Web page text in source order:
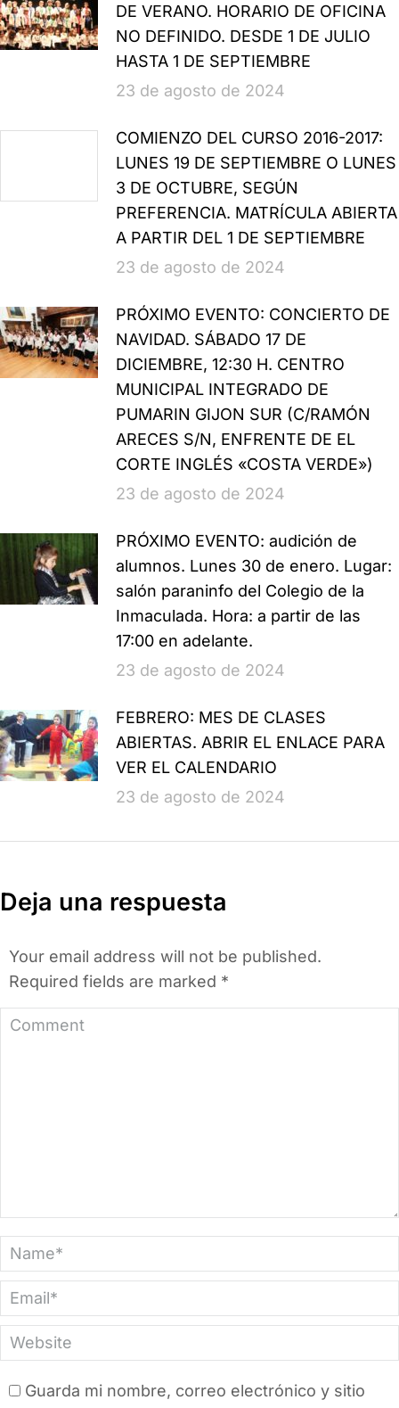
DE VERANO. HORARIO DE OFICINA
NO DEFINIDO. DESDE 1 DE JULIO
HASTA 1 DE SEPTIEMBRE
23 de agosto de 2024
COMIENZO DEL CURSO 2016-2017:
LUNES 19 DE SEPTIEMBRE O LUNES
3 DE OCTUBRE, SEGÚN
PREFERENCIA. MATRÍCULA ABIERTA
A PARTIR DEL 1 DE SEPTIEMBRE
23 de agosto de 2024
PRÓXIMO EVENTO: CONCIERTO DE
NAVIDAD. SÁBADO 17 DE
DICIEMBRE, 12:30 H. CENTRO
MUNICIPAL INTEGRADO DE
PUMARIN GIJON SUR (C/RAMÓN
ARECES S/N, ENFRENTE DE EL
CORTE INGLÉS «COSTA VERDE»)
23 de agosto de 2024
PRÓXIMO EVENTO: audición de
alumnos. Lunes 30 de enero. Lugar:
salón paraninfo del Colegio de la
Inmaculada. Hora: a partir de las
17:00 en adelante.
23 de agosto de 2024
FEBRERO: MES DE CLASES
ABIERTAS. ABRIR EL ENLACE PARA
VER EL CALENDARIO
23 de agosto de 2024
Deja una respuesta
Your email address will not be published.
Required fields are marked *
Comment
Name *
Email *
Website
Guarda mi nombre, correo electrónico y sitio